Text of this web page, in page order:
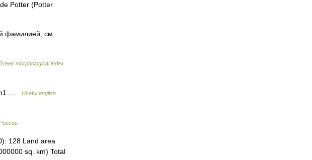
Potter (Potter
фамилией, см.
morphological index
…
Useful english
128 Land area
sq. km) Total